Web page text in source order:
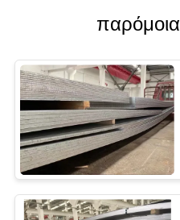
SITEMAP
PRIVACY
POLICY